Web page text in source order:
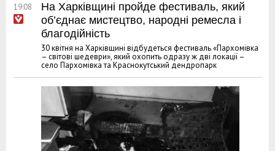
19:08
На Харківщині пройде фестиваль, який
об’єднає мистецтво, народні ремесла і
благодійність
30 квітня на Харківщині відбудеться фестиваль «Пархомівка
– світові шедеври», який охопить одразу ж дві локації –
село Пархомівка та Краснокутський дендропарк